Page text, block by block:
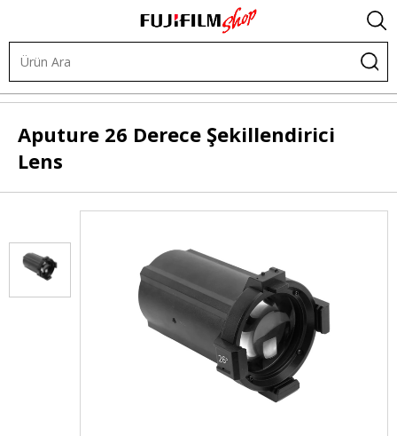
Aputure 26 Derece Şekillendirici
Lens